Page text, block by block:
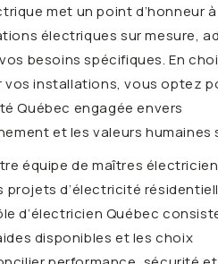
met un point d’honneur à
électriques sur mesure,
besoins spécifiques. En
vos installations, vous optez
Québec engagée envers
et les valeurs humaines
équipe de maîtres
projets d’électricité
d’électricien Québec
disponibles et les choix